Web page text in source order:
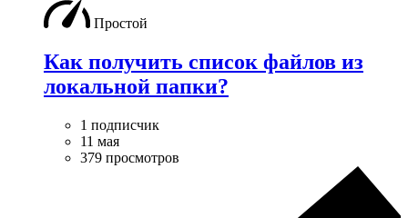
Простой
Как получить список файлов из
локальной папки?
1 подписчик
11 мая
379 просмотров